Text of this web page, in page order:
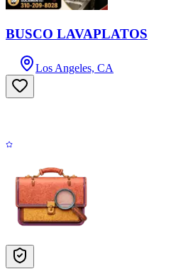
BUSCO LAVAPLATOS
Los Angeles, CA